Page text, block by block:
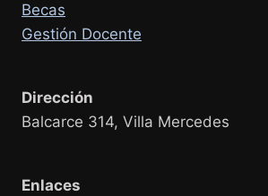
Becas
Gestión Docente
Dirección
Balcarce 314, Villa Mercedes
Enlaces